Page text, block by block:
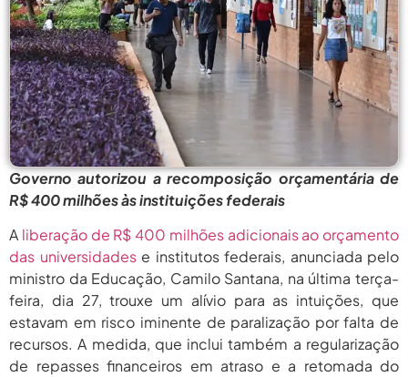
Pais Veem Avanço, Mas Temem
Que Nova Lei...
agosto 5,
2026
Prêmio Mulheres E Ciência Do
CNPq: Terceira Edição...
agosto 5,
2026
Período Eleitoral Para Escolha De
Representantes Do XXII...
agosto
Protagonismo Nacional Em Ciência E
Tecnologia Depende De...
agosto
Pais Veem Avanço, Mas Temem
Que Nova Lei...
Prêmio Mulheres E Ciência Do
CNPq: Terceira Edição...
agosto 5,
2026
Período Eleitoral Para Escolha De
Representantes Do XXII...
Governo autorizou a recomposição orçamentária de
R$ 400 milhões às instituições federais
A liberação de R$ 400 milhões adicionais ao orçamento
das universidadese institutos federais, anunciada pelo
ministro da Educação, Camilo Santana, na última terça-
feira, dia 27, trouxe um alívio para as intuições, que
estavam em risco iminente de paralização por falta de
recursos. A medida, que inclui também a regularização
de repasses financeiros em atraso e a retomada do